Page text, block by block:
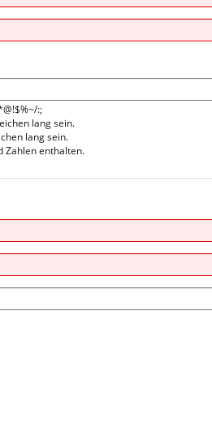
:;
lang sein.
lang sein.
Zahlen enthalten.